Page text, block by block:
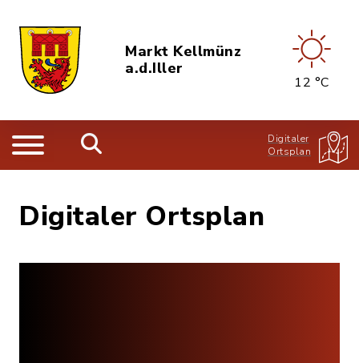
Markt Kellmünz
a.d.Iller
12 °C
Digitaler
Ortsplan
Digitaler Ortsplan